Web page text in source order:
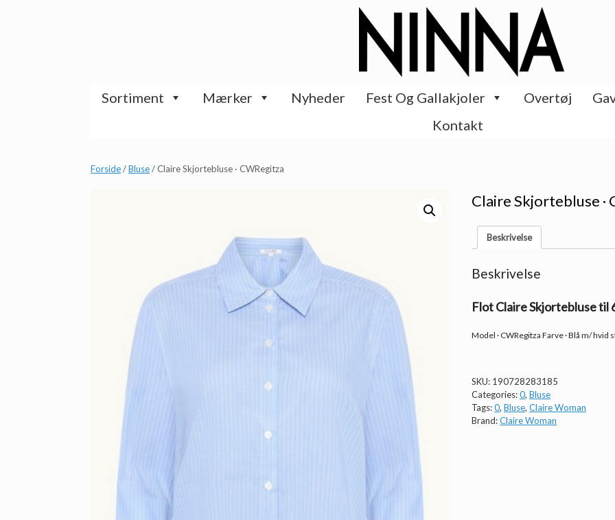
Sortiment Mærker Nyheder Fest Og Gallakjoler Overtøj
Kontakt
Forside/Bluse/ Claire Skjortebluse · CWRegitza
Claire Skjortebluse ·
Beskrivelse
Beskrivelse
Flot Claire Skjortebluse til
Model · CWRegitza Farve · Blå m/ hvid
SKU: 190728283185
Categories:0, Bluse
Tags:0, Bluse, Claire Woman
Brand:Claire Woman